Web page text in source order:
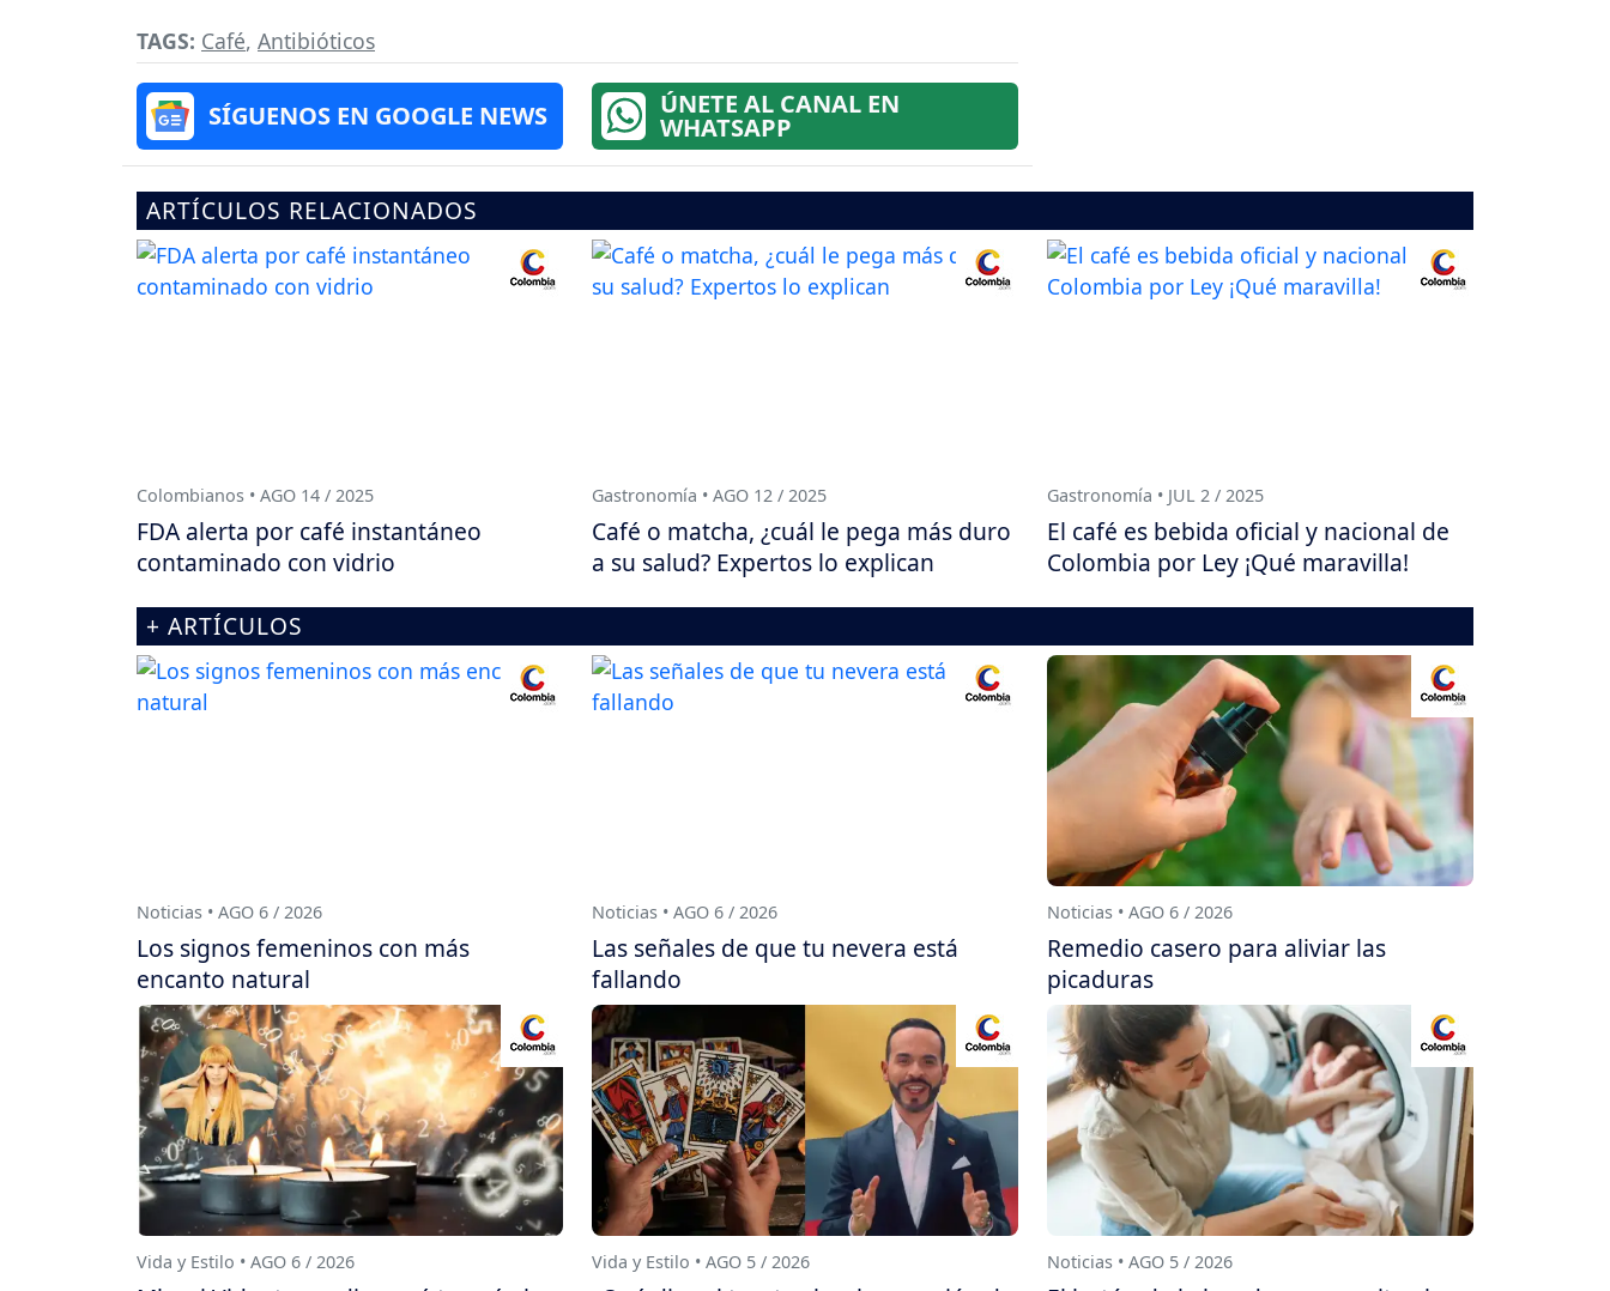
TAGS: Café, Antibióticos
SÍGUENOS EN GOOGLE NEWS ÚNETE AL CANAL EN
WHATSAPP
ARTÍCULOS RELACIONADOS
Colombianos • AGO 14 / 2025
FDA alerta por café instantáneo
contaminado con vidrio
Gastronomía • AGO 12 / 2025
Café o matcha, ¿cuál le pega más duro
a su salud? Expertos lo explican
Gastronomía • JUL 2 / 2025
El café es bebida oficial y nacional de
Colombia por Ley ¡Qué maravilla!
+ ARTÍCULOS
Noticias • AGO 6 / 2026
Los signos femeninos con más
encanto natural
Noticias • AGO 6 / 2026
Las señales de que tu nevera está
fallando
Noticias • AGO 6 / 2026
Remedio casero para aliviar las
picaduras
Vida y Estilo • AGO 6 / 2026 Vida y Estilo • AGO 5 / 2026 Noticias • AGO 5 / 2026